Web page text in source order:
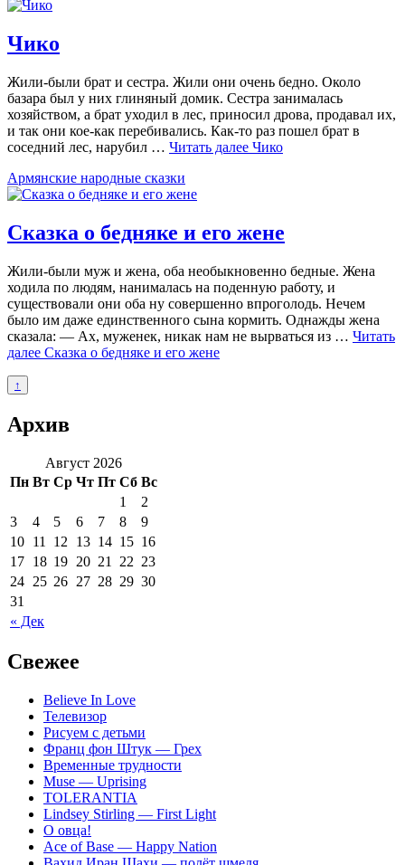
Чико
Жили-были брат и сестра. Жили они очень бедно. Около
базара был у них глиняный домик. Сестра занималась
хозяйством, а брат уходил в лес, приносил дрова, продавал их,
и так они кое-как перебивались. Как-то раз пошел брат в
соседний лес, нарубил … Читать далее Чико
Армянские народные сказки
Сказка о бедняке и его жене
Жили-были муж и жена, оба необыкновенно бедные. Жена
ходила по людям, нанималась на поденную работу, и
существовали они оба ну совершенно впроголодь. Нечем
было им даже единственного сына кормить. Однажды жена
сказала: — Ах, муженек, никак нам не вырваться из … Читать
далее Сказка о бедняке и его жене
↑
Архив
Август 2026
Пн Вт Ср Чт Пт Сб Вс
« Дек
1
2
3
4 5 6 7 8
9
10 11 12 13 14 15 16
17 18 19 20 21 22 23
24 25 26 27 28 29 30
31
Свежее
Believe In Love
Телевизор
Рисуем с детьми
Франц фон Штук — Грех
Временные трудности
Muse — Uprising
TOLERANTIA
Lindsey Stirling — First Light
О овца!
Ace of Base — Happy Nation